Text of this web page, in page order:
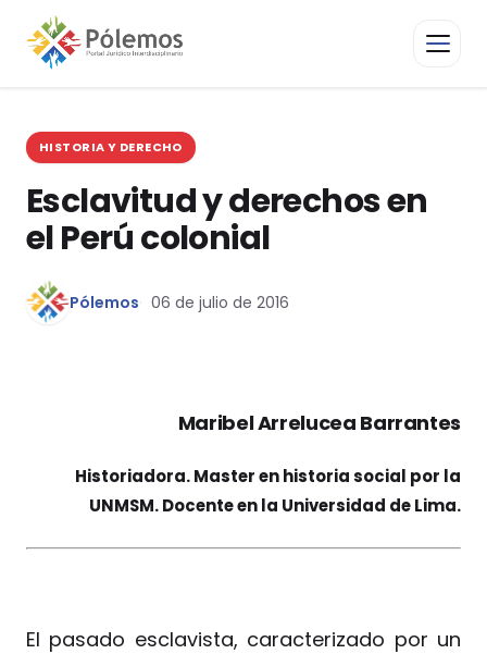
HISTORIA Y DERECHO
Esclavitud y derechos en
el Perú colonial
Pólemos 06 de julio de 2016
Maribel Arrelucea Barrantes
Historiadora. Master en historia social por la
UNMSM. Docente en la Universidad de Lima.
El pasado esclavista, caracterizado por un